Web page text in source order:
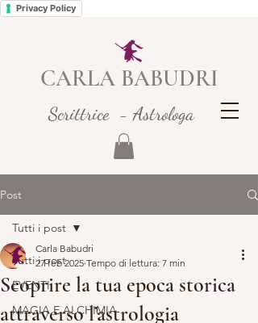
Privacy Policy
CARLA BABUDRI
Scrittrice - Astrologa
Post
Tutti i post
EVENTI
MAGIA E ALCHIMIA
Tutti i post
Scoprire la tua epoca storica
attraverso l’astrologia
Carla Babudri
27 feb 2025 Tempo di lettura: 7 min